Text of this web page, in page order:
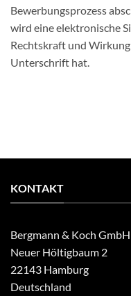
Bewerbungsprozess
wird eine elektronische
Rechtskraft und
Unterschrift hat.
KONTAKT
Bergmann & Koch GmbH
Neuer Höltigbaum 2
22143 Hamburg
Deutschland